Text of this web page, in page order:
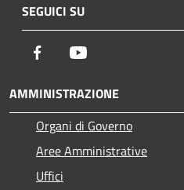
SEGUICI SU
Facebook
AMMINISTRAZIONE
Organi di Governo
Aree Amministrative
Uffici